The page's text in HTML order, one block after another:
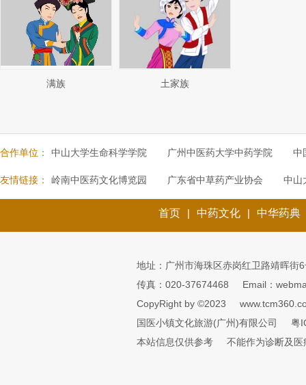
满族 土家族
合作单位： 中山大学生命科学学院 广州中医药大学中药学院 中
友情链接： 岭南中医药文化博览园 广东省中草药产业协会 中山
首页 | 中药文化 | 中华药典
地址：广州市海珠区赤岗红卫路靖晖街
传真：020-37674468
Email：
CopyRight by ©2023
国医小镇文化旅游(广州)有限公司
粤
本站信息仅供参考
不能作为诊断及医